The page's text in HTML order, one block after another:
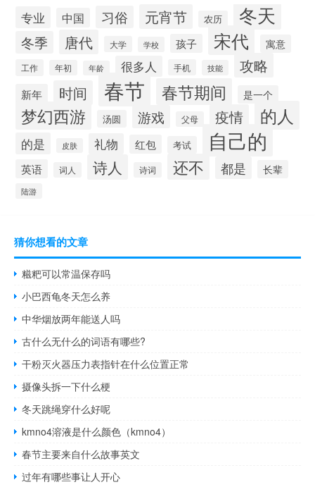
专业 中国 习俗 元宵节 农历 冬天
冬季 唐代 大学 学校 孩子 宋代 寓意
工作 年初 年龄 很多人 手机 技能 攻略
新年 时间 春节 春节期间 是一个
梦幻西游 汤圆 游戏 父母 疫情 的人
的是 皮肤 礼物 红包 考试 自己的
英语 词人 诗人 诗词 还不 都是 长辈
陆游
猜你想看的文章
糍粑可以常温保存吗
小巴西龟冬天怎么养
中华烟放两年能送人吗
古什么无什么的词语有哪些?
干粉灭火器压力表指针在什么位置正常
摄像头拆一下什么梗
冬天跳绳穿什么好呢
kmno4溶液是什么颜色（kmno4）
春节主要来自什么故事英文
过年有哪些事让人开心